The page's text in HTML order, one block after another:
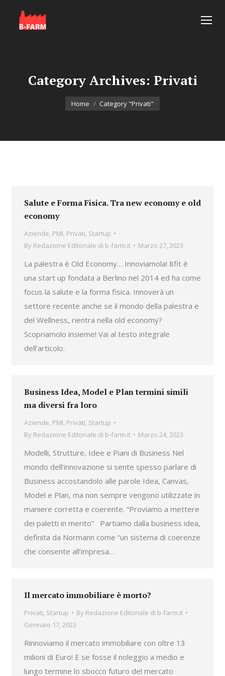
Category Archives: Privati
You are here:
Home Category "Privati"
Salute e Forma Fisica. Tra new economy e old
economy
Aziende, PMI, Privati, Startup
By Redazione Editoriale di b-farm.it Marzo 27, 2023
La palestra è Old Economy… Innoviamola! 8fit è
una start up fondata a Berlino nel 2014 ed ha come
focus la salute e la forma fisica. Innoverà un
settore recente anche se il mondo della palestra e
del Wellness, rientra nella old economy?
Scopriamolo insieme! Vai al testo integrale
dell’articolo.
Business Idea, Model e Plan termini simili
ma diversi fra loro
Aziende, PMI, Privati, Startup
By Redazione Editoriale di b-farm.it Marzo 24, 2023
Modelli, Strutture, Idee e Piani di Business Nel
mondo dell’innovazione si sente spesso parlare di
Business accostandolo alle parole Idea, Canvas,
Model e Plan, ma non sempre vengono utilizzate in
maniere corretta e coerente. “Proviamo a mettere
dei paletti in merito” Partiamo dalla business idea,
definita da Normann come “un sistema di coerenze
che consente all’impresa…
Il mercato immobiliare è morto?
Privati, Startup By Redazione Editoriale di b-farm.it
Gennaio 17, 2023
Rinnoviamo il mercato immobiliare con oltre 13
milioni di Euro! E se fosse il noleggio a medio e
lungo termine lo sbocco futuro del mercato